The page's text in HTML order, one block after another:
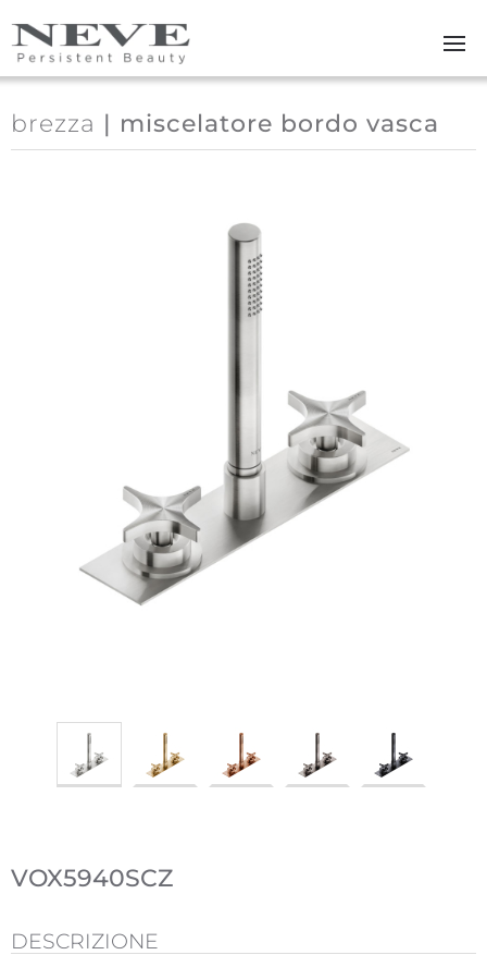
Skip to main content
brezza | miscelatore bordo vasca
VOX5940SCZ
DESCRIZIONE